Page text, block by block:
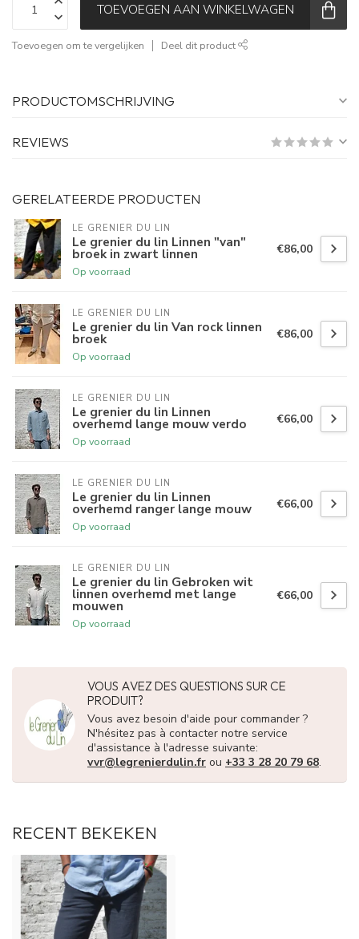
TOEVOEGEN AAN WINKELWAGEN
Toevoegen om te vergelijken Deel dit product
PRODUCTOMSCHRIJVING
REVIEWS
GERELATEERDE PRODUCTEN
LE GRENIER DU LIN
Le grenier du lin Linnen "van"
broek in zwart linnen
Op voorraad
€86,00
LE GRENIER DU LIN
Le grenier du lin Van rock linnen
broek
Op voorraad
€86,00
LE GRENIER DU LIN
Le grenier du lin Linnen
overhemd lange mouw verdo
Op voorraad
€66,00
LE GRENIER DU LIN
Le grenier du lin Linnen
overhemd ranger lange mouw
Op voorraad
€66,00
LE GRENIER DU LIN
Le grenier du lin Gebroken wit
linnen overhemd met lange
mouwen
Op voorraad
€66,00
VOUS AVEZ DES QUESTIONS SUR CE
PRODUIT?
Vous avez besoin d'aide pour commander ?
N'hésitez pas à contacter notre service
d'assistance à l'adresse suivante:
vvr@legrenierdulin.fr ou +33 3 28 20 79 68.
RECENT BEKEKEN